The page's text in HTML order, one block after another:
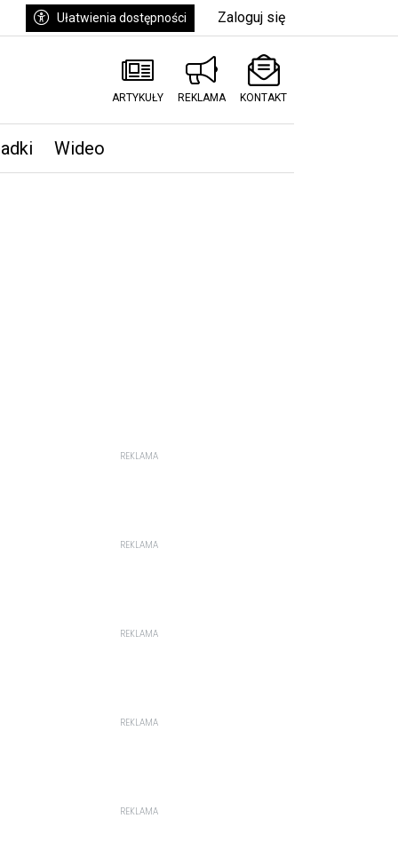
Ułatwienia dostępności Zaloguj się
ARTYKUŁY REKLAMA KONTAKT
Wideo
REKLAMA
REKLAMA
REKLAMA
REKLAMA
REKLAMA